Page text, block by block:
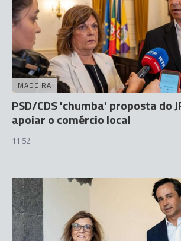
MADEIRA
PSD/CDS 'chumba' proposta do
apoiar o comércio local
11:52